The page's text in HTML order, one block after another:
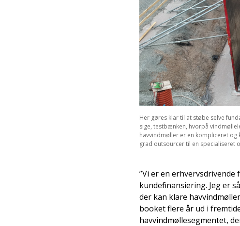
Her gøres klar til at støbe selve
sige, testbænken, hvorpå
havvindmøller er en kompliceret
grad outsourcer til en specialiseret
”Vi er en
kundefinansiering. Jeg er
der kan klare
booket flere år ud i
havvindmøllesegmentet,